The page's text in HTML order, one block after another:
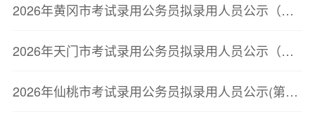
2026年黄冈市考试录用公务员拟录用人员公示（第三批）
2026年天门市考试录用公务员拟录用人员公示（第二批）
2026年仙桃市考试录用公务员拟录用人员公示(第二批)